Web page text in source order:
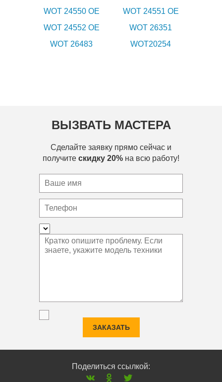
WOT 24550 OE
WOT 24551 OE
WOT 24552 OE
WOT 26351
WOT 26483
WOT20254
ВЫЗВАТЬ МАСТЕРА
Сделайте заявку прямо сейчас и
получите скидку 20% на всю работу!
ЗАКАЗАТЬ
Поделиться ссылкой: